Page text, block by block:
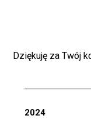
Dziękuję za Twój
2024